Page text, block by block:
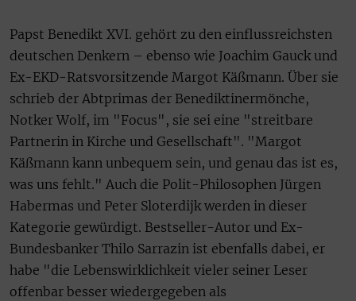
Papst Benedikt XVI. gehört zu den einflussreichsten
deutschen Denkern – ebenso wie Joachim Gauck und
Ex-EKD-Ratsvorsitzende Margot Käßmann. Über sie
schrieb der Abtprimas der Benediktinermönche,
Notker Wolf, im "Focus", sie sei eine "streitbare
Partnerin in Kirche und Gesellschaft". "Margot
Käßmann kann unbequem sein, und genau das ist es,
was uns fehlt." Auch die Polit-Philosophen Jürgen
Habermas und Peter Sloterdijk werden in dieser
Kategorie gewürdigt. Bestseller-Autor und Ex-
Bundesbanker Thilo Sarrazin ist ebenfalls dabei, er
habe "die Lebenswirklichkeit vieler seiner Leser
offenbar besser wiedergegeben als